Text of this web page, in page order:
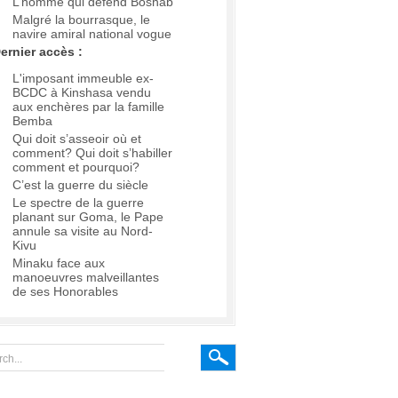
Malgré la bourrasque, le
navire amiral national vogue
accès :
L'imposant immeuble ex-
BCDC à Kinshasa vendu
aux enchères par la famille
Bemba
Qui doit s’asseoir où et
comment? Qui doit s’habiller
comment et pourquoi?
C’est la guerre du siècle
Le spectre de la guerre
planant sur Goma, le Pape
annule sa visite au Nord-
Kivu
Minaku face aux
manoeuvres malveillantes
de ses Honorables